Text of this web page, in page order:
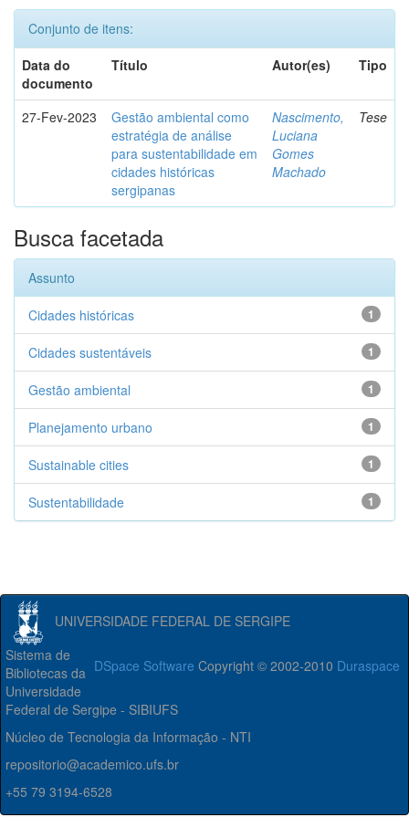
Conjunto de itens:
Data do
documento
Título Autor(es) Tipo
27-Fev-2023
Gestão ambiental como
estratégia de análise
para sustentabilidade em
cidades históricas
sergipanas
Nascimento,
Luciana
Gomes
Machado
Tese
Busca facetada
Assunto
1
Cidades históricas
1
Cidades sustentáveis
1
Gestão ambiental
1
Planejamento urbano
1
Sustainable cities
1
Sustentabilidade
UNIVERSIDADE FEDERAL DE SERGIPE
DSpace Software Copyright © 2002-2010 Duraspace
Sistema de
Bibliotecas da
Universidade
Federal de Sergipe - SIBIUFS
Núcleo de Tecnologia da Informação - NTI
repositorio@academico.ufs.br
+55 79 3194-6528